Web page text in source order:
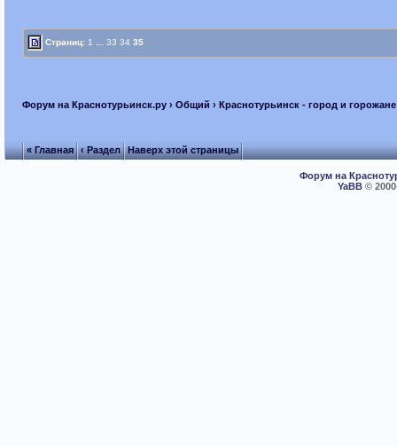
Страниц: 1 33 34 35
Форум на Краснотурьинск.ру› Общий › Краснотурьинск - город и горожане
« Главная ‹ Раздел Наверх этой страницы
Форум на
YaBB©